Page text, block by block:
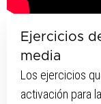
Ejercicios
media
Los ejercicios
activación para